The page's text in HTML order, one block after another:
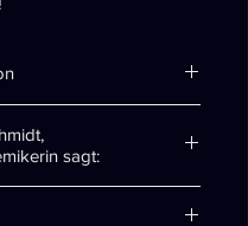
Sangiovese,
CabernetSauvignon,
Bombinonero und
sagt: